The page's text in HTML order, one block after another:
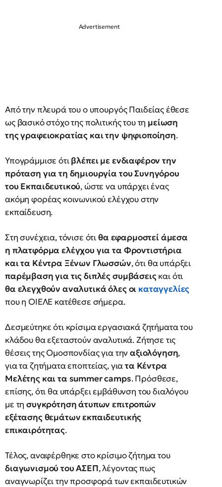
Από την πλευρά του ο υπουργός Παιδείας έθεσε
ως βασικό στόχο της πολιτικής του τη μείωση
της γραφειοκρατίας και την ψηφιοποίηση.
Υπογράμμισε ότιβλέπει με ενδιαφέρον την
πρόταση για τη δημιουργία του Συνηγόρου
του Εκπαιδευτικού, ώστε να υπάρχει ένας
ακόμη φορέας κοινωνικού ελέγχου στην
εκπαίδευση.
Στη συνέχεια, τόνισε ότιθα εφαρμοστεί άμεσα
η πλατφόρμα ελέγχου για τα Φροντιστήρια
και τα Κέντρα Ξένων Γλωσσών, ότι θα υπάρξει
παρέμβαση για τις διπλές συμβάσειςκαι ότι
θα ελεγχθούν αναλυτικά όλες οι καταγγελίες
που η ΟΙΕΛΕ κατέθεσε σήμερα.
Δεσμεύτηκε ότι κρίσιμα εργασιακά ζητήματα του
κλάδου θα εξεταστούν αναλυτικά. Ζήτησε τις
θέσεις της Ομοσπονδίας για τηναξιολόγηση,
για τα ζητήματα εποπτείας, γιατα Κέντρα
Μελέτης και τα summer camps. Πρόσθεσε,
επίσης, ότι θα υπάρξει εμβάθυνση του διαλόγου
με τησυγκρότηση άτυπων επιτροπών
εξέτασης θεμάτων εκπαιδευτικής
επικαιρότητας.
Τέλος, αναφέρθηκε στο κρίσιμο ζήτημα του
διαγωνισμού του ΑΣΕΠ, λέγοντας πως
αναγνωρίζει την προσφορά των εκπαιδευτικών